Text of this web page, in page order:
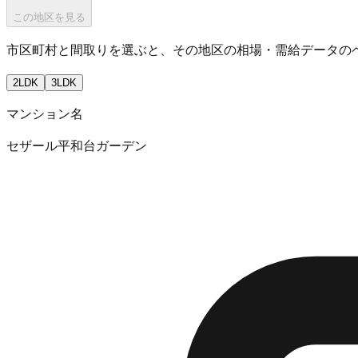
この地区を見る
市区町村と間取りを選ぶと、その地区の相場・需給データの
2LDK 3LDK
マンション名
セザール平和台ガーデン